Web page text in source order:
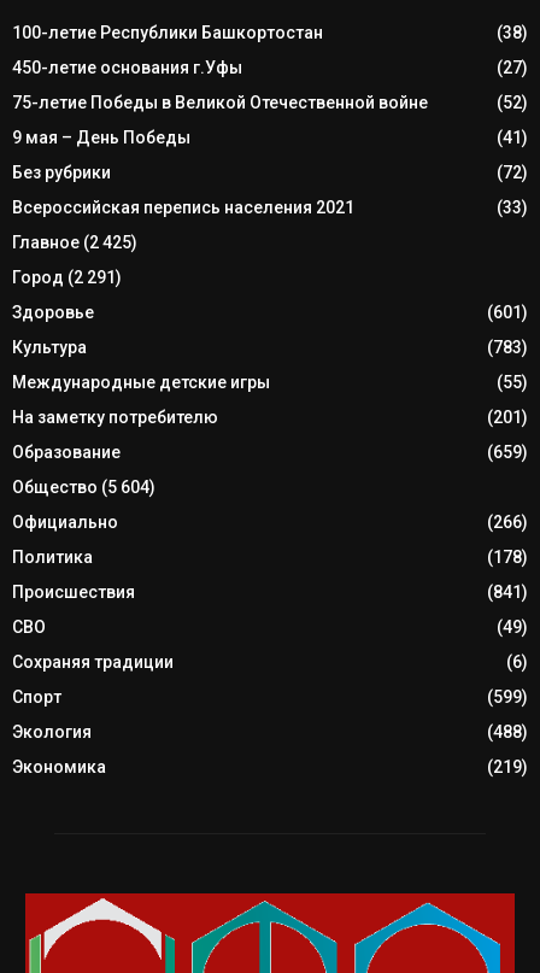
100-летие Республики Башкортостан
(38)
450-летие основания г.Уфы
(27)
75-летие Победы в Великой Отечественной войне
(52)
9 мая – День Победы
(41)
Без рубрики
(72)
Всероссийская перепись населения 2021
(33)
Главное (2 425)
Город (2 291)
Здоровье
(601)
Культура
(783)
Международные детские игры
(55)
На заметку потребителю
(201)
Образование
(659)
Общество (5 604)
Официально
(266)
Политика
(178)
Происшествия
(841)
СВО
(49)
Сохраняя традиции
(6)
Спорт
(599)
Экология
(488)
Экономика
(219)